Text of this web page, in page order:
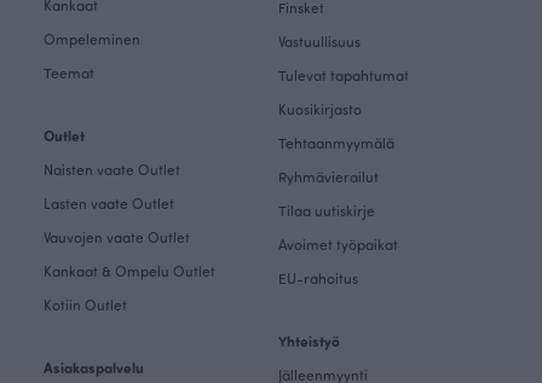
Kankaat
Ompeleminen
Teemat
Outlet
Naisten vaate Outlet
Lasten vaate Outlet
Vauvojen vaate Outlet
Kankaat & Ompelu Outlet
Kotiin Outlet
Asiakaspalvelu
Finsket
Vastuullisuus
Tulevat tapahtumat
Kuosikirjasto
Tehtaanmyymälä
Ryhmävierailut
Tilaa uutiskirje
Avoimet työpaikat
EU-rahoitus
Yhteistyö
Jälleenmyynti